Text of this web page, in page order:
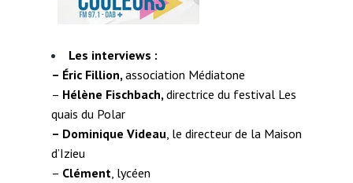
Les interviews :
– Éric Fillion, association Médiatone
– Hélène Fischbach, directrice du festival Les
quais du Polar
– Dominique Videau , le directeur de la Maison
d’Izieu
– Clément , lycéen